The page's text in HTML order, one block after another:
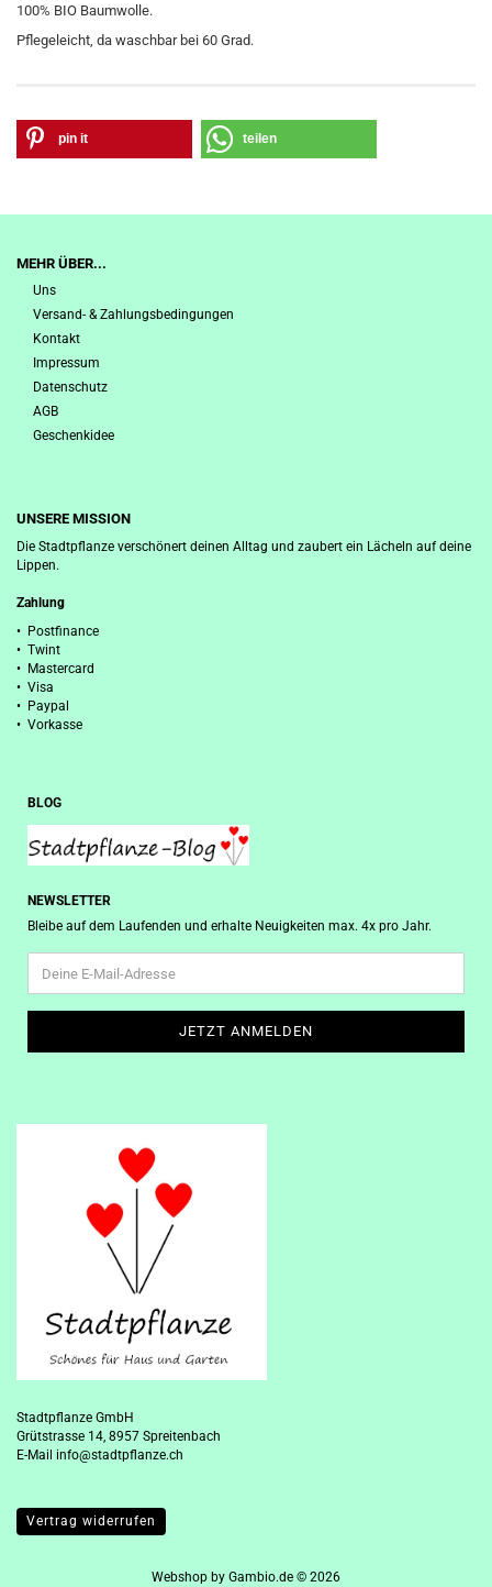
100% BIO Baumwolle.
Pflegeleicht, da waschbar bei 60 Grad.
pin it teilen
MEHR ÜBER...
Uns
Versand- & Zahlungsbedingungen
Kontakt
Impressum
Datenschutz
AGB
Geschenkidee
UNSERE MISSION
Die Stadtpflanze verschönert deinen Alltag und zaubert ein Lächeln auf deine
Lippen.
Zahlung
• Postfinance
• Twint
• Mastercard
• Visa
• Paypal
• Vorkasse
BLOG
NEWSLETTER
Bleibe auf dem Laufenden und erhalte Neuigkeiten max. 4x pro Jahr.
Stadtpflanze GmbH
Grütstrasse 14, 8957 Spreitenbach
E-Mail info@stadtpflanze.ch
Vertrag widerrufen
Webshop by Gambio.de © 2026